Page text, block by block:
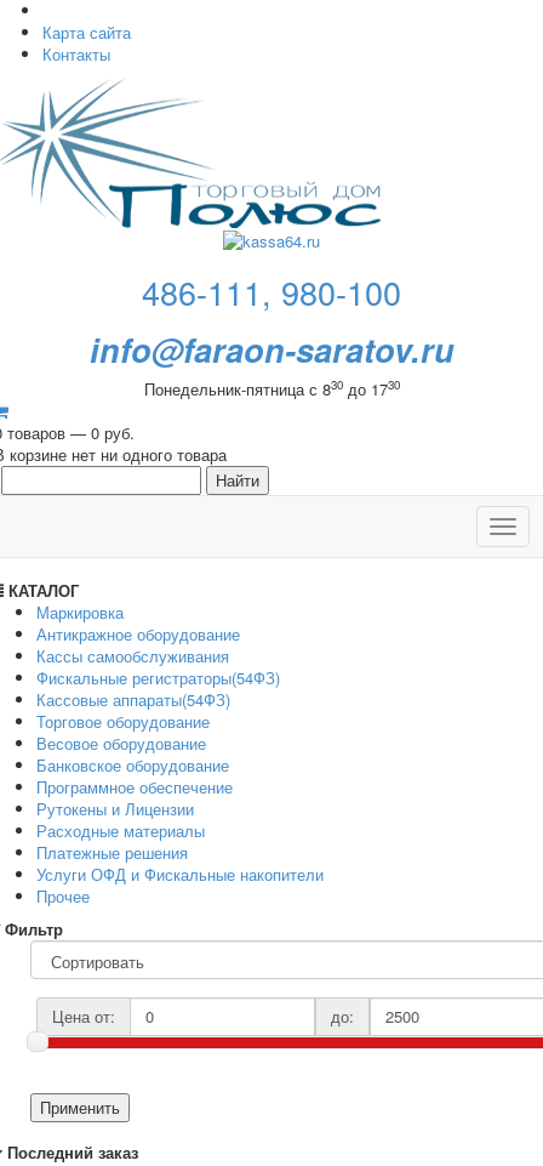
Карта сайта
Контакты
486-111, 980-100
info@faraon-saratov.ru
Понедельник-пятница с 830до 1730
товаров — 0 руб.
корзине нет ни одного товара
КАТАЛОГ
Маркировка
Антикражное оборудование
Кассы самообслуживания
Фискальные регистраторы(54ФЗ)
Кассовые аппараты(54ФЗ)
Торговое оборудование
Весовое оборудование
Банковское оборудование
Программное обеспечение
Рутокены и Лицензии
Расходные материалы
Платежные решения
Услуги ОФД и Фискальные накопители
Прочее
Фильтр
Цена от: до:
Применить
Последний заказ